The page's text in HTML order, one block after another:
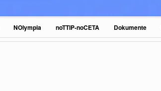
NOlympia noTTIP-noCETA Dokumente